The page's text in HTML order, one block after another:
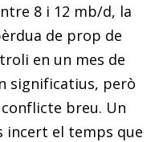
8 i 12 mb/d, la
de prop de
en un mes de
significatius, però
breu. Un
incert el temps que